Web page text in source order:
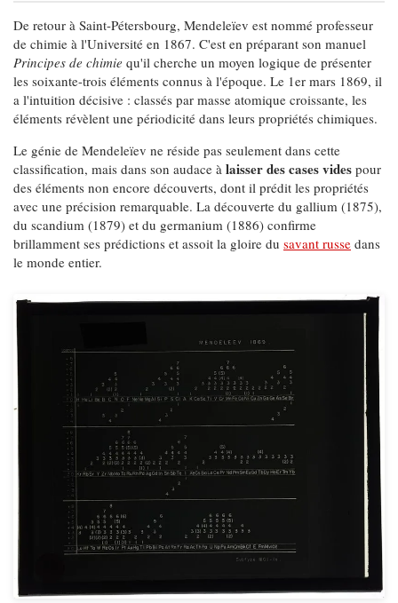
De retour à Saint-Pétersbourg, Mendeleïev est nommé professeur
de chimie à l'Université en 1867. C'est en préparant son manuel
Principes de chimie qu'il cherche un moyen logique de présenter
les soixante-trois éléments connus à l'époque. Le 1er mars 1869, il
a l'intuition décisive : classés par masse atomique croissante, les
éléments révèlent une périodicité dans leurs propriétés chimiques.
Le génie de Mendeleïev ne réside pas seulement dans cette
classification, mais dans son audace à laisser des cases vides pour
des éléments non encore découverts, dont il prédit les propriétés
avec une précision remarquable. La découverte du gallium (1875),
du scandium (1879) et du germanium (1886) confirme
brillamment ses prédictions et assoit la gloire du savant russe dans
le monde entier.